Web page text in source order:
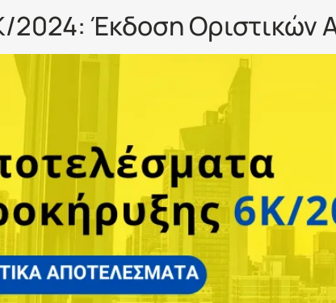
Έκδοση Οριστικών